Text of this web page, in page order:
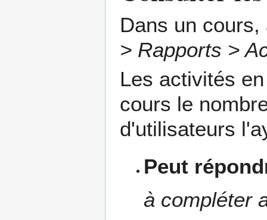
Dans un
> Rapports >
Les activités
cours le
d'utilisateurs
Peut
à compléter